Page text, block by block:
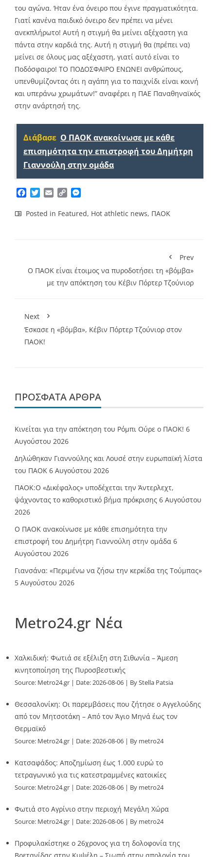
του αγώνα. Ήταν ένα όνειρο που έγινε πραγματικότητα.
Γιατί κανένα παιδικό όνειρο δεν πρέπει να μένει
ανεκπλήρωτο! Αυτή η στιγμή θα μείνει αξέχαστη για
πάντα στην καρδιά της. Αυτή η στιγμή θα (πρέπει να)
μείνει σε όλους μας αξέχαστη, γιατί αυτό είναι το
Ποδόσφαιρο! ΤΟ ΠΟΔΟΣΦΑΙΡΟ ΕΝΩΝΕΙ ανθρώπους,
υπενθυμίζοντας ότι η αγάπη για το παιχνίδι είναι κοινή
και υπεράνω χρωμάτων!” αναφέρει η ΠΑΕ Παναθηναϊκός
στην ανάρτησή της.
Διάβασε Ο ΠΑΟΚ ανακοίνωσε με κάθε
επισημότητα την επιστροφή του Δημήτρη
Γιαννούλη στην ομάδα
Facebook
TwitterEmailCopy
Posted in Featured, Hot athletic news, ΠΑΟΚ
Prev
Ο ΠΑΟΚ είναι έτοιμος να πυροδοτήσει τη «βόμβα»
με την απόκτηση του Κέβιν Πόρτερ Τζούνιορ
Next
Έσκασε η «βόμβα», Κέβιν Πόρτερ Τζούνιορ στον
ΠΑΟΚ!
ΠΡΌΣΦΑΤΑ ΆΡΘΡΑ
Κινείται για την απόκτηση του Ρόμπι Ούρε ο ΠΑΟΚ! 6
Αυγούστου 2026
Δηλώθηκαν Γιαννούλης και Λουσέ στην ευρωπαϊκή λίστα
του ΠΑΟΚ 6 Αυγούστου 2026
ΠΑΟΚ:Ο «Δικέφαλος» υποδέχεται την Άντερλεχτ,
ψάχνοντας το καθοριστικό βήμα πρόκρισης 6 Αυγούστου
2026
Ο ΠΑΟΚ ανακοίνωσε με κάθε επισημότητα την
επιστροφή του Δημήτρη Γιαννούλη στην ομάδα 6
Αυγούστου 2026
Γιανσάνα: «Περιμένω να ζήσω την κερκίδα της Τούμπας»
5 Αυγούστου 2026
Metro24.gr Νέα
Χαλκιδική: Φωτιά σε εξέλιξη στη Σιθωνία – Άμεση
κινητοποίηση της Πυροσβεστικής
Source: Metro24.gr Date: 2026-08-06 By Stella Patsia
Θεσσαλονίκη: Οι παρεμβάσεις που ζήτησε ο Αγγελούδης
από τον Μητσοτάκη – Από τον Άγιο Μηνά έως τον
Θερμαϊκό
Source: Metro24.gr Date: 2026-08-06 By metro24
Κατσαφάδος: Αποζημίωση έως 1.000 ευρώ το
τετραγωνικό για τις κατεστραμμένες κατοικίες
Source: Metro24.gr Date: 2026-08-06 By metro24
Φωτιά στο Αγρίνιο στην περιοχή Μεγάλη Χώρα
Source: Metro24.gr Date: 2026-08-06 By metro24
Προφυλακίστηκε ο 26χρονος για τη δολοφονία της
Βρετανίδας στην Κυψέλη – Σιωπή στην απολογία του